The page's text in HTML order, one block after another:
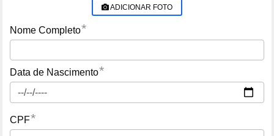
ADICIONAR FOTO
Nome Completo*
Data de Nascimento*
CPF*